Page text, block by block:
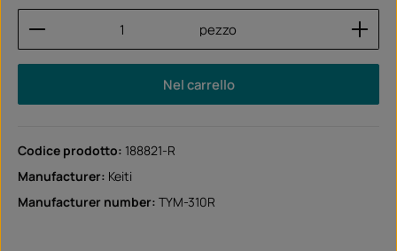
Quantità del prodotto: inserisci la quantità
pezzo
Nel carrello
Codice prodotto: 188821-R
Manufacturer: Keiti
Manufacturer number: TYM-310R